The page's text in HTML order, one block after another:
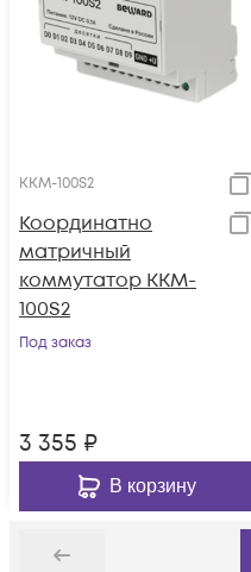
KKM-100S2
Координатно
матричный
коммутатор KKM-
100S2
Под заказ
3 355 ₽
В корзину